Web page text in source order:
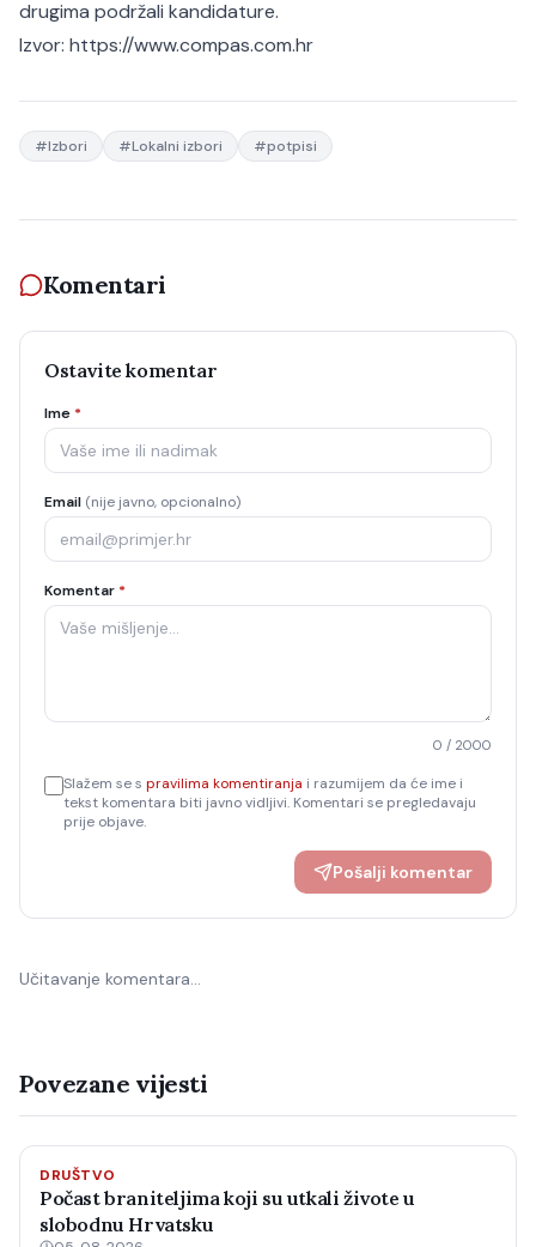
drugima podržali kandidature.
Izvor: https://www.compas.com.hr
#Izbori #Lokalni izbori #potpisi
Komentari
Ostavite komentar
Ime *
Email (nije javno, opcionalno)
Komentar *
0 / 2000
Slažem se s pravilima komentiranja i razumijem da će ime i
tekst komentara biti javno vidljivi. Komentari se pregledavaju
prije objave.
Pošalji komentar
Učitavanje komentara…
Povezane vijesti
DRUŠTVO
Počast braniteljima koji su utkali živote u
slobodnu Hrvatsku